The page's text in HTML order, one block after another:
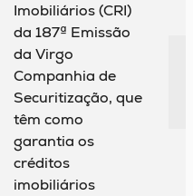
Imobiliários (CRI)
da 187ª Emissão
da Virgo
Companhia de
Securitização, que
têm como
garantia os
créditos
imobiliários